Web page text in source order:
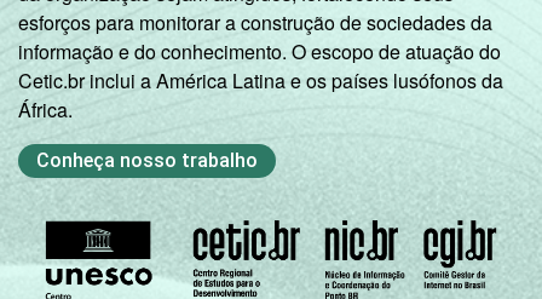
esforços para monitorar a construção de sociedades da
informação e do conhecimento. O escopo de atuação do
Cetic.br inclui a América Latina e os países lusófonos da
África.
Conheça nosso trabalho